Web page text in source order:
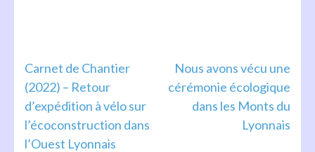
Navigation
de
l’article
Carnet de Chantier
(2022) – Retour
d’expédition à vélo sur
l’écoconstruction dans
l’Ouest Lyonnais
Nous avons vécu une
cérémonie écologique
dans les Monts du
Lyonnais